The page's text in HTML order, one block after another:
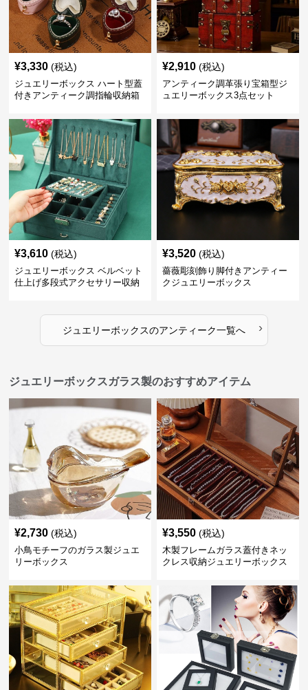
¥3,330 (税込)
ジュエリーボックス ハート型蓋
付きアンティーク調指輪収納箱
¥2,910 (税込)
アンティーク調革張り宝箱型ジ
ュエリーボックス3点セット
¥3,610 (税込)
ジュエリーボックス ベルベット
仕上げ多段式アクセサリー収納
¥3,520 (税込)
薔薇彫刻飾り脚付きアンティー
クジュエリーボックス
ジュエリーボックスのアンティーク一覧へ ›
ジュエリーボックスガラス製のおすすめアイテム
¥2,730 (税込)
小鳥モチーフのガラス製ジュエ
リーボックス
¥3,550 (税込)
木製フレームガラス蓋付きネッ
クレス収納ジュエリーボックス